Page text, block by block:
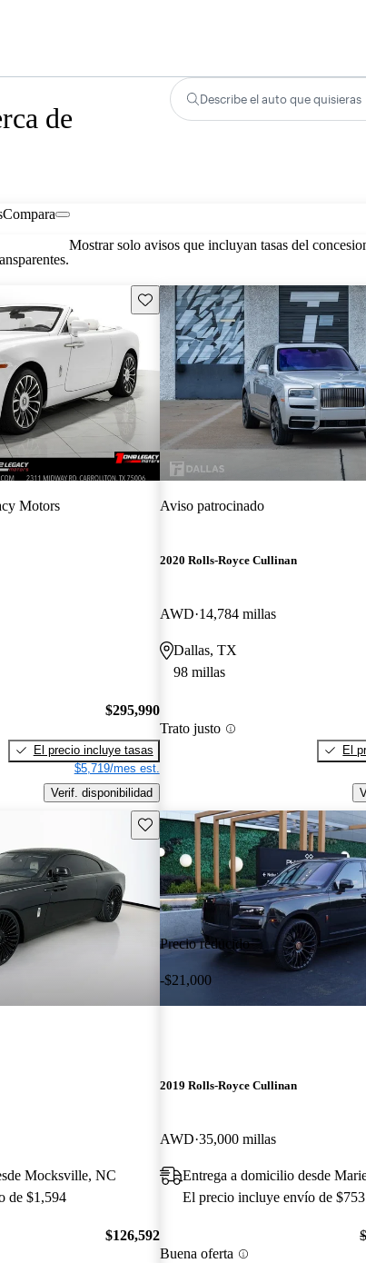
de
Describe el auto que quisieras
Compara
Mostrar solo avisos que incluyan tasas del
Guarda este Aviso
Motors
$295,990
El precio incluye tasas
$5,719/mes est.
Verif. disponibilidad
Aviso patrocinado
2020 Rolls-Royce Cullinan
AWD 14,784 millas
Dallas, TX
98 millas
Trato justo
El
Guarda este Aviso
Mocksville, NC
de $1,594
$126,592
Precio reducido
-$21,000
2019 Rolls-Royce Cullinan
AWD 35,000 millas
Entrega a domicilio desde
El precio incluye envío de $753
Buena oferta